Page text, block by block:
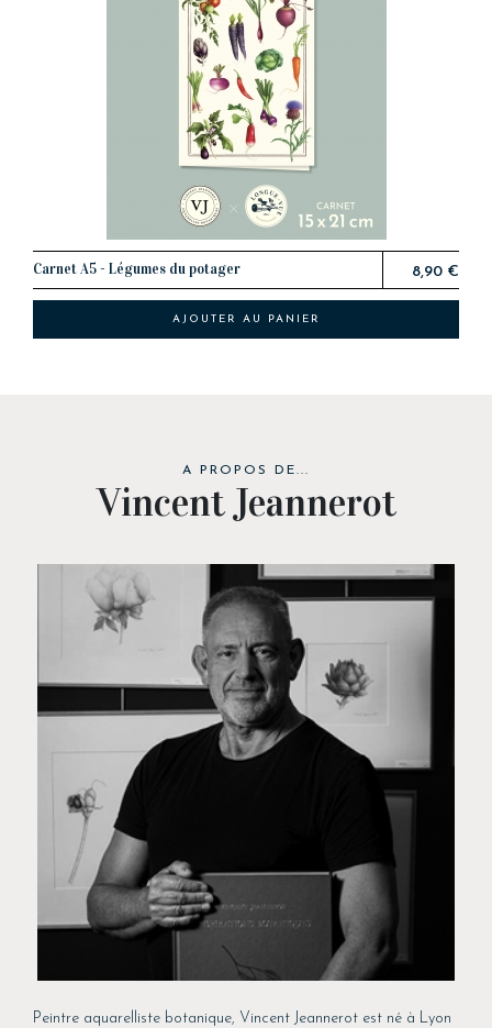
AJOUTER AU PANIER
Carnet A5 - Légumes du potager 8,90 €
A PROPOS DE...
Vincent Jeannerot
Peintre aquarelliste botanique, Vincent Jeannerot est né à Lyon